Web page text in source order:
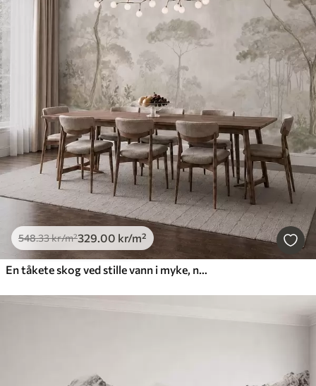
548.33kr/m²329.00 kr/m²
En tåkete skog ved stille vann i myke, naturlige pastellfarger